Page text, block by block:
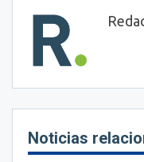
Noticias